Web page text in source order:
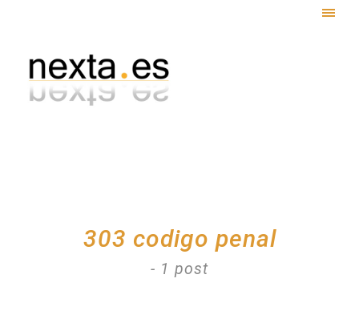
303 codigo penal
- 1 post